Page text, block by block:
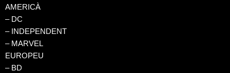
AMERICÀ
– DC
– INDEPENDENT
– MARVEL
EUROPEU
– BD